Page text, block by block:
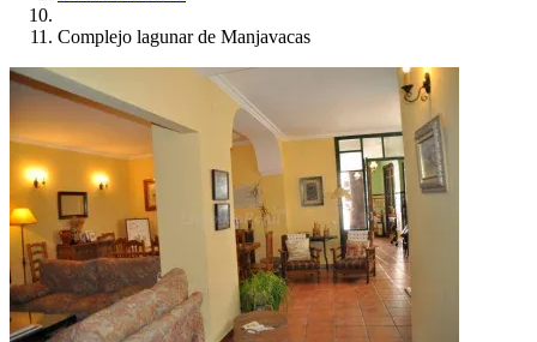
Complejo lagunar de Manjavacas